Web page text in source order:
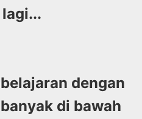
dengan
di bawah